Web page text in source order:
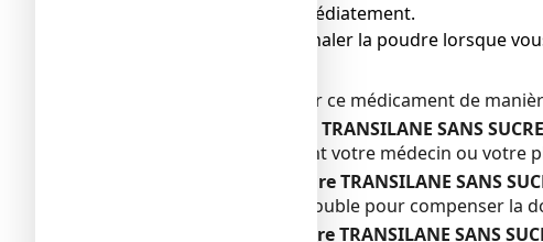
● Agitez et buvez immédiatement.
● Essayez d’éviter d’inhaler la poudre lorsque
Vous ne devez pas utiliser ce médicament de
Si vous avez pris plus de TRANSILANE SANS
Consultez immédiatement votre médecin ou votre
Si vous oubliez de prendre TRANSILANE SANS
Ne prenez pas de dose double pour compenser la
Si vous arrêtez de prendre TRANSILANE SANS